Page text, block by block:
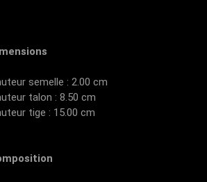
semelle : 2.00 cm
talon : 8.50 cm
tige : 15.00 cm